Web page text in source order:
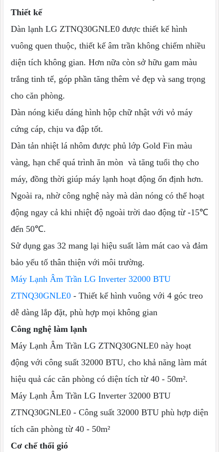
Thiết kế
Dàn lạnh LG ZTNQ30GNLE0 được thiết kế hình
vuông quen thuộc, thiết kế âm trần không chiếm nhiều
diện tích không gian. Hơn nữa còn sở hữu gam màu
trắng tinh tế, góp phần tăng thêm vẻ đẹp và sang trọng
cho căn phòng.
Dàn nóng kiểu dáng hình hộp chữ nhật với vỏ máy
cứng cáp, chịu va đập tốt.
Dàn tản nhiệt lá nhôm được phủ lớp Gold Fin màu
vàng, hạn chế quá trình ăn mòn và tăng tuổi thọ cho
máy, đồng thời giúp máy lạnh hoạt động ổn định hơn.
Ngoài ra, nhờ công nghệ này mà dàn nóng có thể hoạt
động ngay cả khi nhiệt độ ngoài trời dao động từ -15℃
đến 50℃.
Sử dụng gas 32 mang lại hiệu suất làm mát cao và đảm
bảo yếu tố thân thiện với môi trường.
Máy Lạnh Âm Trần LG Inverter 32000 BTU
ZTNQ30GNLE0 - Thiết kế hình vuông với 4 góc treo
dễ dàng lắp đặt, phù hợp mọi không gian
Công nghệ làm lạnh
Máy Lạnh Âm Trần LG ZTNQ30GNLE0 này hoạt
động với công suất 32000 BTU, cho khả năng làm mát
hiệu quả các căn phòng có diện tích từ 40 - 50m².
Máy Lạnh Âm Trần LG Inverter 32000 BTU
ZTNQ30GNLE0 - Công suất 32000 BTU phù hợp diện
tích căn phòng từ 40 - 50m²
Cơ chế thổi gió